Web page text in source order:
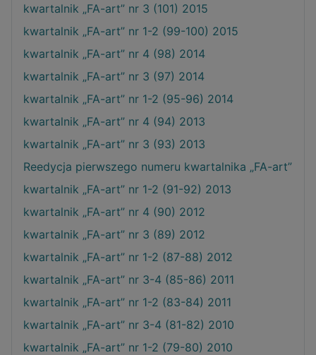
kwartalnik „FA-art” nr 3 (101) 2015
kwartalnik „FA-art” nr 1-2 (99-100) 2015
kwartalnik „FA-art” nr 4 (98) 2014
kwartalnik „FA-art” nr 3 (97) 2014
kwartalnik „FA-art” nr 1-2 (95-96) 2014
kwartalnik „FA-art” nr 4 (94) 2013
kwartalnik „FA-art” nr 3 (93) 2013
Reedycja pierwszego numeru kwartalnika „FA-art”
kwartalnik „FA-art” nr 1-2 (91-92) 2013
kwartalnik „FA-art” nr 4 (90) 2012
kwartalnik „FA-art” nr 3 (89) 2012
kwartalnik „FA-art” nr 1-2 (87-88) 2012
kwartalnik „FA-art” nr 3-4 (85-86) 2011
kwartalnik „FA-art” nr 1-2 (83-84) 2011
kwartalnik „FA-art” nr 3-4 (81-82) 2010
kwartalnik „FA-art” nr 1-2 (79-80) 2010